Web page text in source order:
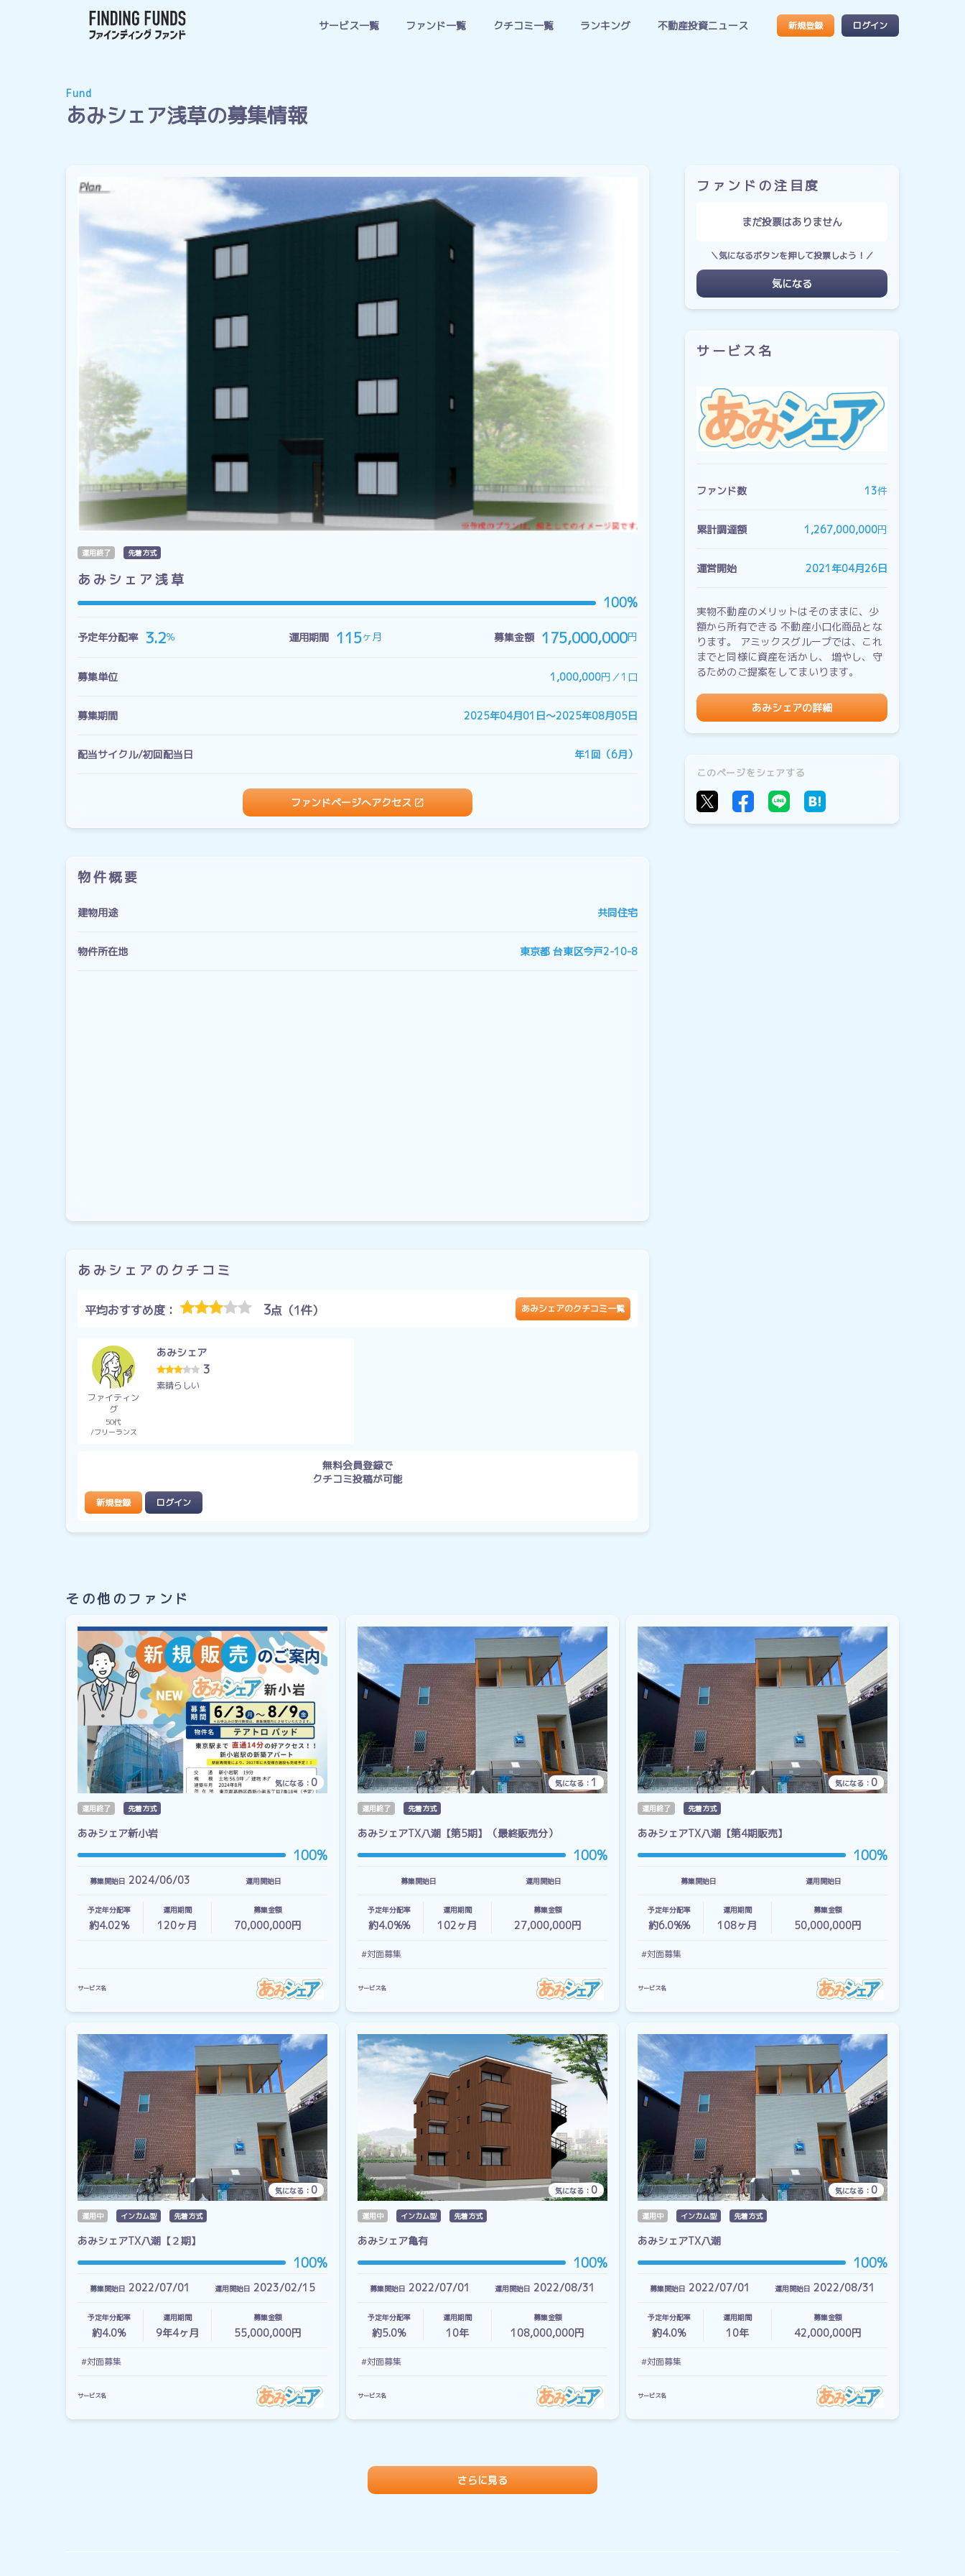
サービス一覧 ファンド一覧 クチコミ一覧 ランキング 不動産投資ニュース 新規登録 ログイン
Fund
あみシェア浅草の募集情報
運用終了 先着方式
あみシェア浅草
100%
予定年分配率 3.2％ 運用期間 115ヶ月 募集金額 175,000,000円
募集単位 1,000,000円／1口
募集期間 2025年04月01日〜2025年08月05日
配当サイクル/初回配当日 年1回（6月）
ファンドページへアクセス
物件概要
建物用途 共同住宅
物件所在地 東京都 台東区今戸2-10-8
あみシェアのクチコミ
平均おすすめ度： 3点（1件） あみシェアのクチコミ一覧
ファイティン
グ
50代
フリーランス
あみシェア
3
素晴らしい
無料会員登録で
クチコミ投稿が可能
新規登録 ログイン
ファンドの注目度
まだ投票はありません
＼気になるボタンを押して投票しよう！／
気になる
サービス名
ファンド数 13件
累計調達額 1,267,000,000円
運営開始 2021年04月26日
実物不動産のメリットはそのままに、少
額から所有できる 不動産小口化商品とな
ります。 アミックスグループでは、これ
までと同様に資産を活かし、 増やし、守
るためのご提案をしてまいります。
あみシェアの詳細
このページをシェアする
その他のファンド
気になる： 0
運用終了 先着方式
あみシェア新小岩
100%
募集開始日 2024/06/03 運用開始日
予定年分配率
約4.02%
運用期間
120ヶ月
募集金額
70,000,000円
サービス名
気になる： 1
運用終了 先着方式
あみシェアTX八潮【第5期】（最終販売分）
100%
募集開始日 運用開始日
予定年分配率
約4.0%%
運用期間
102ヶ月
募集金額
27,000,000円
#対面募集
サービス名
気になる： 0
運用終了 先着方式
あみシェアTX八潮【第4期販売】
100%
募集開始日 運用開始日
予定年分配率
約6.0%%
運用期間
108ヶ月
募集金額
50,000,000円
#対面募集
サービス名
気になる： 0
運用中 インカム型 先着方式
あみシェアTX八潮【２期】
100%
募集開始日 2022/07/01 運用開始日 2023/02/15
予定年分配率
約4.0%
運用期間
9年4ヶ月
募集金額
55,000,000円
#対面募集
サービス名
気になる： 0
運用中 インカム型 先着方式
あみシェア亀有
100%
募集開始日 2022/07/01 運用開始日 2022/08/31
予定年分配率
約5.0%
運用期間
10年
募集金額
108,000,000円
#対面募集
サービス名
気になる： 0
運用中 インカム型 先着方式
あみシェアTX八潮
100%
募集開始日 2022/07/01 運用開始日 2022/08/31
予定年分配率
約4.0%
運用期間
10年
募集金額
42,000,000円
#対面募集
サービス名
さらに見る